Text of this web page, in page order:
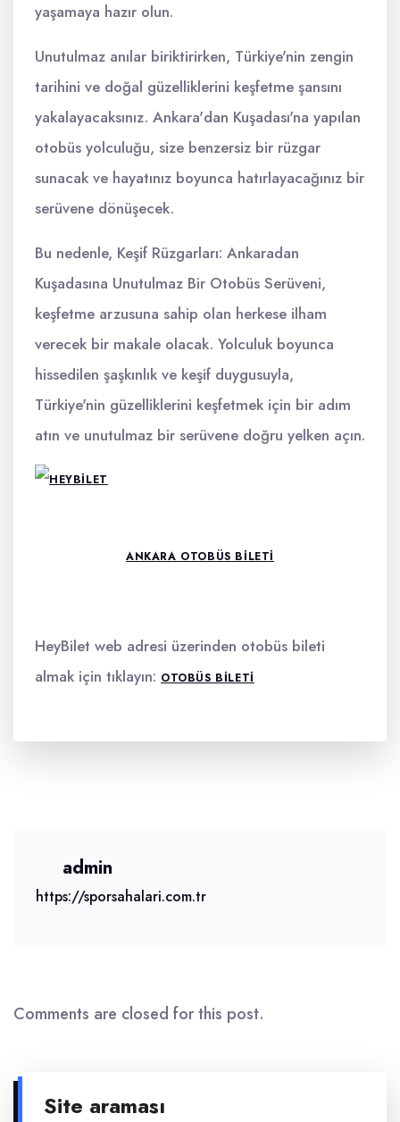
yaşamaya hazır olun.
Unutulmaz anılar biriktirirken, Türkiye'nin zengin
tarihini ve doğal güzelliklerini keşfetme şansını
yakalayacaksınız. Ankara'dan Kuşadası'na yapılan
otobüs yolculuğu, size benzersiz bir rüzgar
sunacak ve hayatınız boyunca hatırlayacağınız bir
serüvene dönüşecek.
Bu nedenle, Keşif Rüzgarları: Ankaradan
Kuşadasına Unutulmaz Bir Otobüs Serüveni,
keşfetme arzusuna sahip olan herkese ilham
verecek bir makale olacak. Yolculuk boyunca
hissedilen şaşkınlık ve keşif duygusuyla,
Türkiye'nin güzelliklerini keşfetmek için bir adım
atın ve unutulmaz bir serüvene doğru yelken açın.
ANKARA OTOBÜS BILETI
HeyBilet web adresi üzerinden otobüs bileti
almak için tıklayın: OTOBÜS BILETI
admin
https://sporsahalari.com.tr
Comments are closed for this post.
Site araması